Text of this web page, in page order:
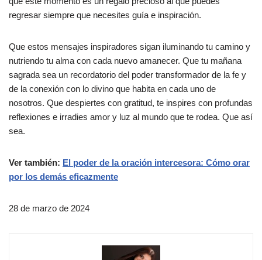
regresar siempre que necesites guía e inspiración.
Que estos mensajes inspiradores sigan iluminando tu camino y
nutriendo tu alma con cada nuevo amanecer. Que tu mañana
sagrada sea un recordatorio del poder transformador de la fe y
de la conexión con lo divino que habita en cada uno de
nosotros. Que despiertes con gratitud, te inspires con profundas
reflexiones e irradies amor y luz al mundo que te rodea. Que así
sea.
Ver también: El poder de la oración intercesora: Cómo orar
por los demás eficazmente
28 de marzo de 2024